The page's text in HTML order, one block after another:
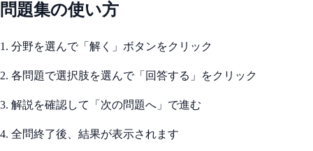
問題集の使い方
1. 分野を選んで「解く」ボタンをクリック
2. 各問題で選択肢を選んで「回答する」をクリック
3. 解説を確認して「次の問題へ」で進む
4. 全問終了後、結果が表示されます